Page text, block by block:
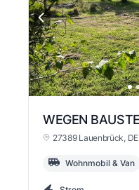
27389 Lauenbrück, DE
Wohnmobil & Van